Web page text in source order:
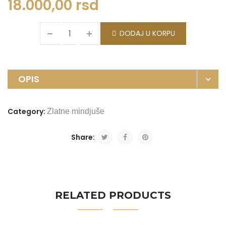
18.000,00 rsd
DODAJ U KORPU
OPIS
Category: Zlatne mindjuše
Share:
RELATED PRODUCTS